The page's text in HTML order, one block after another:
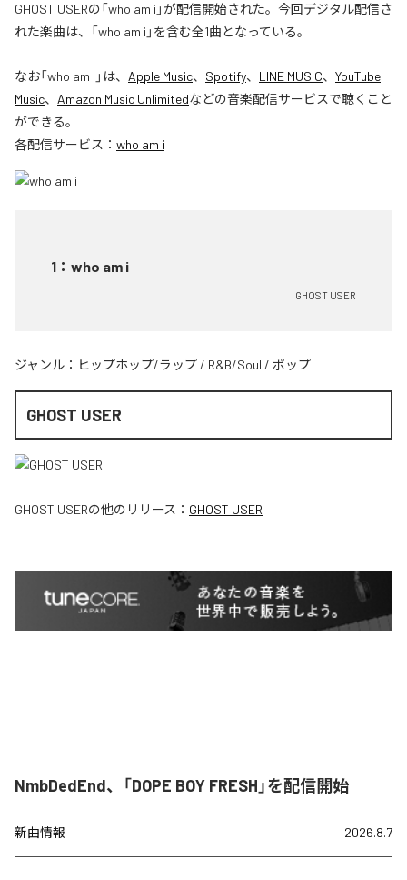
GHOST USERの「who am i」が配信開始された。今回デジタル配信さ
れた楽曲は、「who am i」を含む全1曲となっている。
なお「who am i 」は、 Apple Music、 Spotify、 LINE MUSIC、 YouTube
Music、 Amazon Music Unlimitedなどの音楽配信サービスで聴くこと
ができる。
各配信サービス： who am i
1 ： who am i
GHOST USER
ジャンル： ヒップホップ/ラップ / R&B/Soul / ポップ
GHOST USER
GHOST USERの他のリリース： GHOST USER
NmbDedEnd、「DOPE BOY FRESH」を配信開始
新曲情報 2026.8.7